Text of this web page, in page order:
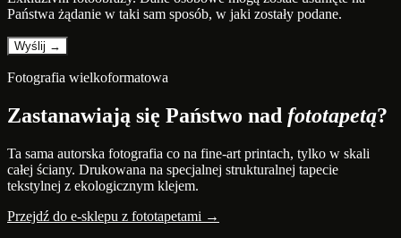
Państwa żądanie w taki sam sposób, w jaki zostały podane.
Fotografia wielkoformatowa
Zastanawiają się Państwo nad fototapetą?
Ta sama autorska fotografia co na fine-art printach, tylko w skali
całej ściany. Drukowana na specjalnej strukturalnej tapecie
tekstylnej z ekologicznym klejem.
Przejdź do e-sklepu z fototapetami →